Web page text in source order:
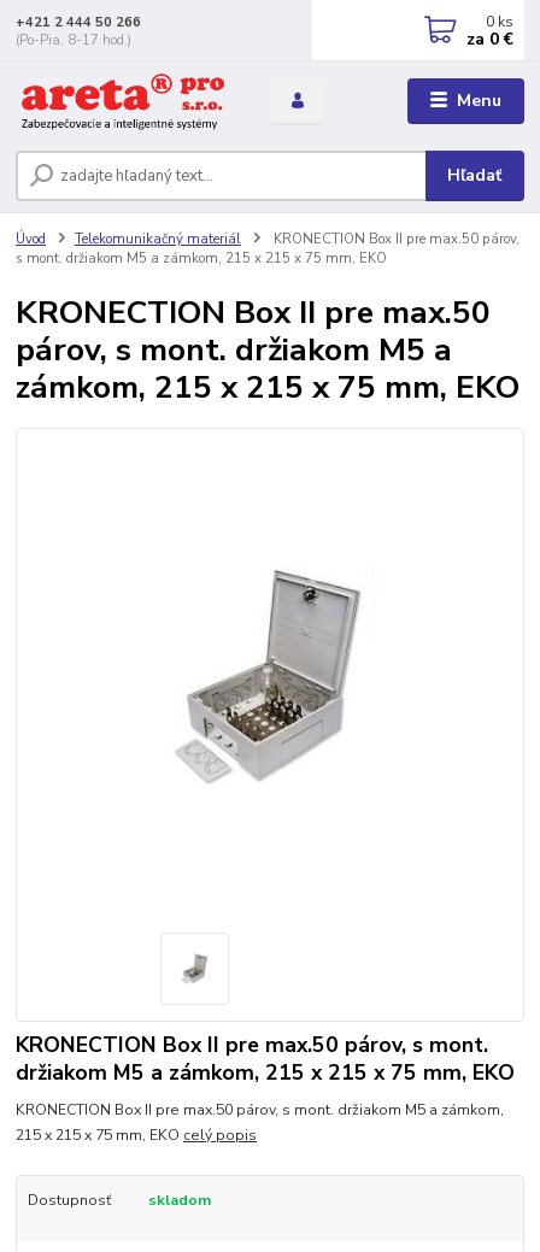
Menu
Hľadať
+421 2 444 50 266
(Po-Pia, 8-17 hod.)
0 ks
za 0 €
Úvod Telekomunikačný materiál
KRONECTION Box II pre max.50 párov,
s mont. držiakom M5 a zámkom, 215 x 215 x 75 mm, EKO
KRONECTION Box II pre max.50
párov, s mont. držiakom M5 a
zámkom, 215 x 215 x 75 mm, EKO
KRONECTION Box II pre max.50 párov, s mont.
držiakom M5 a zámkom, 215 x 215 x 75 mm, EKO
KRONECTION Box II pre max.50 párov, s mont. držiakom M5 a zámkom,
215 x 215 x 75 mm, EKO celý popis
Dostupnosť skladom